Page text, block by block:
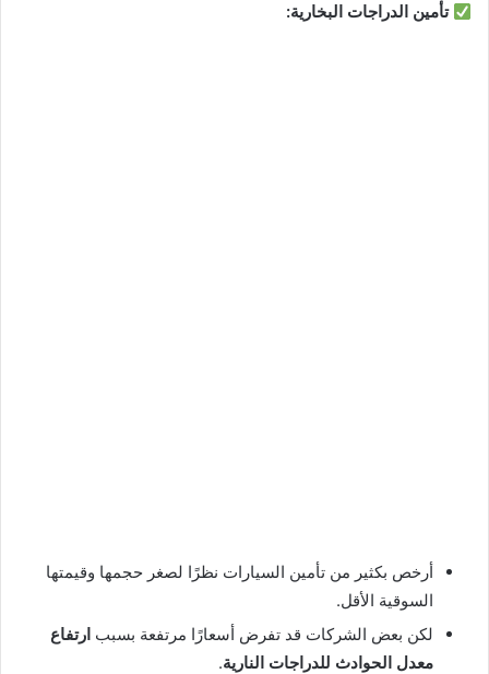
تأمين الدراجات البخارية:
أرخص بكثير من تأمين السيارات نظرًا لصغر حجمها وقيمتها
السوقية الأقل.
لكن بعض الشركات قد تفرض أسعارًا مرتفعة بسبب ارتفاع
معدل الحوادث للدراجات النارية.